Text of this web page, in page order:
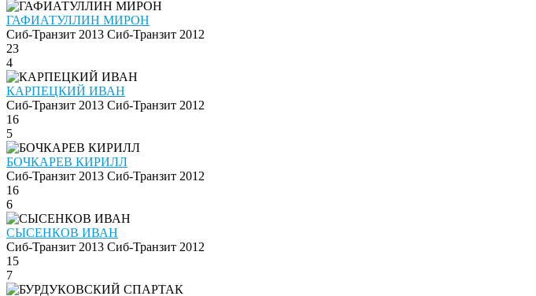
ГАФИАТУЛЛИН МИРОН
Сиб-Транзит 2013 Сиб-Транзит 2012
23
4
КАРПЕЦКИЙ ИВАН
Сиб-Транзит 2013 Сиб-Транзит 2012
16
5
БОЧКАРЕВ КИРИЛЛ
Сиб-Транзит 2013 Сиб-Транзит 2012
16
6
СЫСЕНКОВ ИВАН
Сиб-Транзит 2013 Сиб-Транзит 2012
15
7